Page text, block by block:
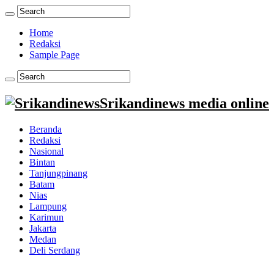
Home
Redaksi
Sample Page
Srikandinews media online
Beranda
Redaksi
Nasional
Bintan
Tanjungpinang
Batam
Nias
Lampung
Karimun
Jakarta
Medan
Deli Serdang